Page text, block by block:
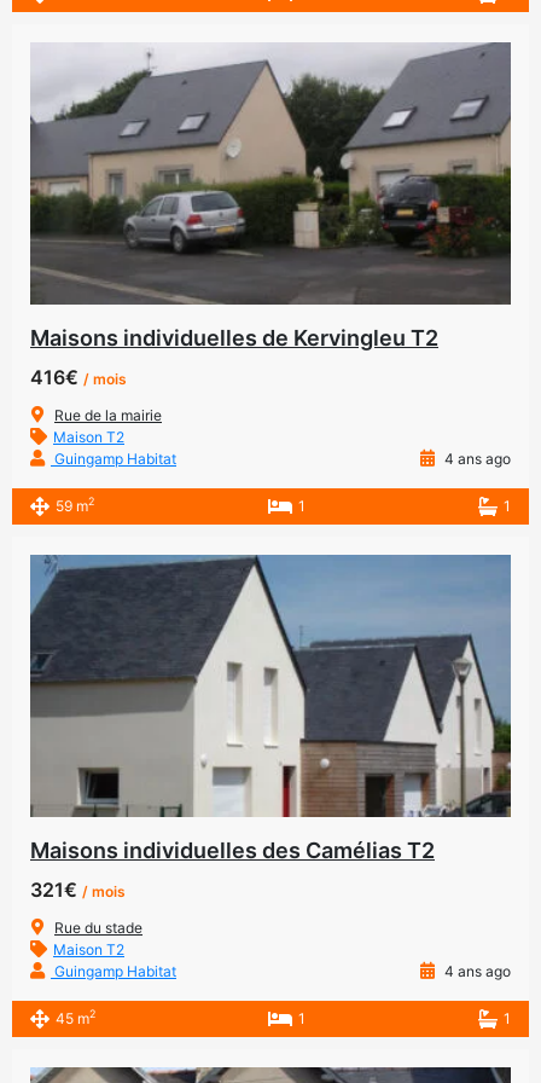
Maisons individuelles de Kervingleu T2
416€ / mois
Rue de la mairie
Maison T2
Guingamp Habitat
4 ans ago
59 m2 1 1
Maisons individuelles des Camélias T2
321€ / mois
Rue du stade
Maison T2
Guingamp Habitat
4 ans ago
45 m2 1 1